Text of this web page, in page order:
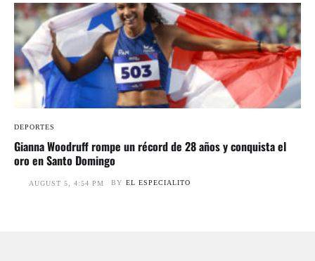
DEPORTES
Gianna Woodruff rompe un récord de 28 años y conquista el
oro en Santo Domingo
AUGUST 5, 4:54 PM BY EL ESPECIALITO